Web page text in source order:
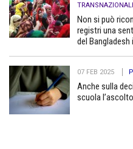
Non si può
registri una
del Bangladesh
07 FEB 2025
Anche sulla
scuola